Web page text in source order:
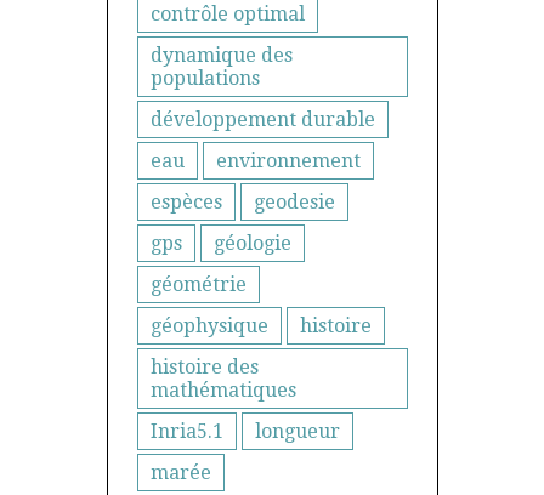
contrôle optimal
dynamique des
populations
développement durable
eau
environnement
espèces
geodesie
gps
géologie
géométrie
géophysique
histoire
histoire des
mathématiques
Inria5.1
longueur
marée